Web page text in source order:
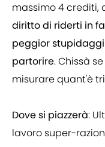
massimo 4 crediti,
diritto di riderti in
peggior
partorire. Chissà
misurare quant'è
Dove si piazzerà:
lavoro super-